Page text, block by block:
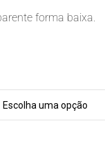
forma baixa.